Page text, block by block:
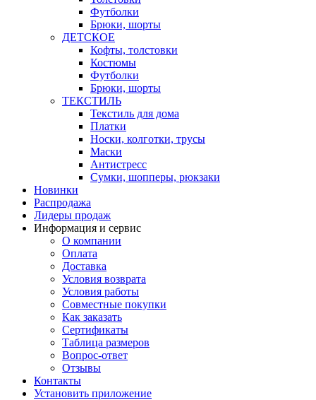
Футболки
Брюки, шорты
ДЕТСКОЕ
Кофты, толстовки
Костюмы
Футболки
Брюки, шорты
ТЕКСТИЛЬ
Текстиль для дома
Платки
Носки, колготки, трусы
Маски
Антистресс
Сумки, шопперы, рюкзаки
Новинки
Распродажа
Лидеры продаж
Информация и сервис
О компании
Оплата
Доставка
Условия возврата
Условия работы
Совместные покупки
Как заказать
Сертификаты
Таблица размеров
Вопрос-ответ
Отзывы
Контакты
Установить приложение